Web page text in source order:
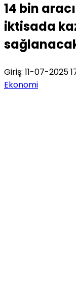
14 bin
iktisada
Giriş: 11-07-2025
Ekonomi